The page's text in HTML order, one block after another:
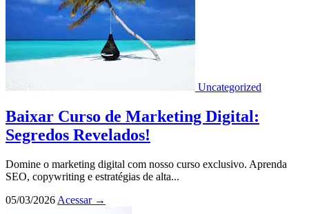
Uncategorized
Baixar Curso de Marketing Digital:
Segredos Revelados!
Domine o marketing digital com nosso curso exclusivo. Aprenda
SEO, copywriting e estratégias de alta...
05/03/2026 Acessar →